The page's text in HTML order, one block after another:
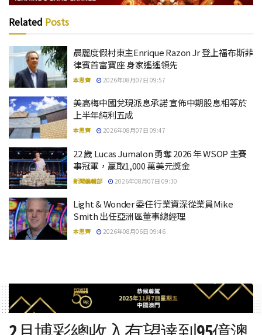
Related Posts
晨麗度假村東主Enrique Razon Jr 登上福布斯菲
律賓首富寶座 身家遙遙領先
本思齊 2026年08月07日 09:57
美高梅中國兌現派息承諾 宣佈中期股息相等於
上半年純利五成
本思齊 2026年08月07日 09:47
22 歲 Lucas Jumalon 勇奪 2026 年 WSOP 主賽
事冠軍，贏取1,000 萬美元獎金
新聞編輯部 2026年08月07日 09:30
Light & Wonder 委任行業資深從業員Mike
Smith 出任亞洲區董事總經理
本思齊 2026年08月06日 09:46